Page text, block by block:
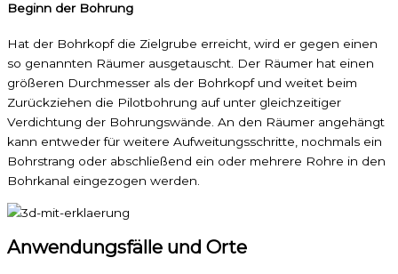
Beginn der Bohrung
Hat der Bohrkopf die Zielgrube erreicht, wird er gegen einen
so genannten Räumer ausgetauscht. Der Räumer hat einen
größeren Durchmesser als der Bohrkopf und weitet beim
Zurückziehen die Pilotbohrung auf unter gleichzeitiger
Verdichtung der Bohrungswände. An den Räumer angehängt
kann entweder für weitere Aufweitungsschritte, nochmals ein
Bohrstrang oder abschließend ein oder mehrere Rohre in den
Bohrkanal eingezogen werden.
Anwendungsfälle und Orte